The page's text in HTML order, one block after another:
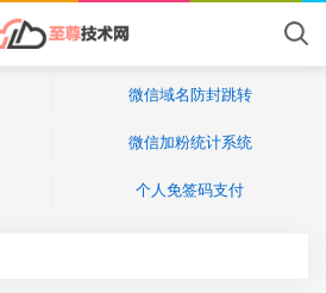
微信域名防封跳转
微信加粉统计系统
个人免签码支付